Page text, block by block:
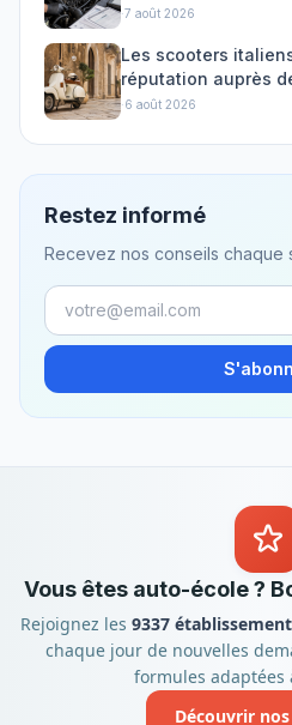
·7 août 2026
Les scooters
réputation auprès
·6 août 2026
Restez informé
Recevez nos conseils chaque
Vous êtes auto-école ?
Rejoignez les 9337
chaque jour de nouvelles
formules adaptées
Découvrir